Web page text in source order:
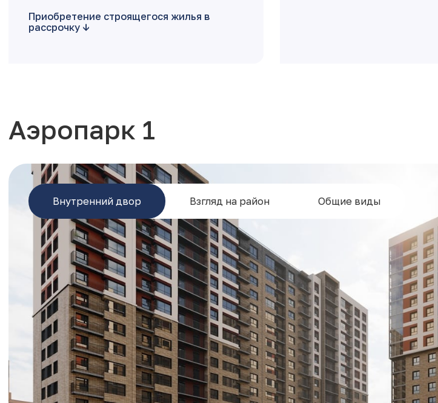
Приобретение строящегося жилья в
рассрочку
Аэропарк 1
Внутренний двор Взгляд на район Общие виды